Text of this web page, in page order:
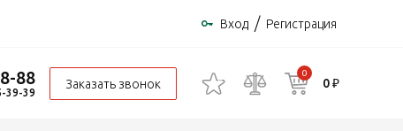
Вход / Регистрация
88
39-39
Заказать звонок
0
0 ₽